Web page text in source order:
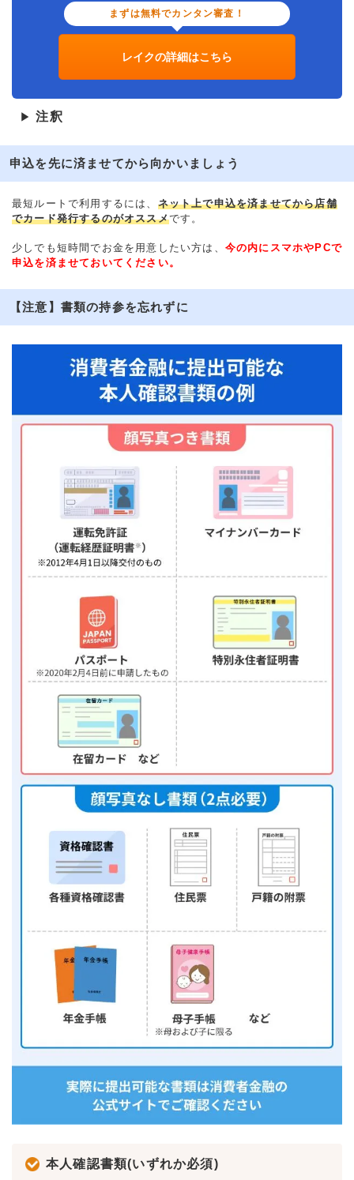
まずは無料でカンタン審査！
レイクの詳細はこちら
▶ 注釈
申込を先に済ませてから向かいましょう
最短ルートで利用するには、 ネット上で申込を済ませてから店舗
でカード発行するのがオススメです。
少しでも短時間でお金を用意したい方は、 今の内にスマホやPCで
申込を済ませておいてください。
【注意】書類の持参を忘れずに
本人確認書類(いずれか必須)